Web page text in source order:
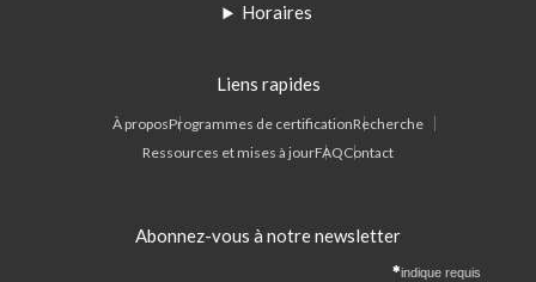
Horaires
Liens rapides
À proposProgrammes de certificationRecherche
Ressources et mises à jourFAQContact
Abonnez-vous à notre newsletter
indique requis